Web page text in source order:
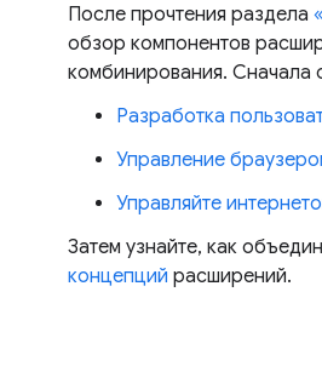
После прочтения раздела
обзор компонентов
комбинирования. Сначала
Разработка
Управление
Управляйте
Затем узнайте, как
концепций расширений.